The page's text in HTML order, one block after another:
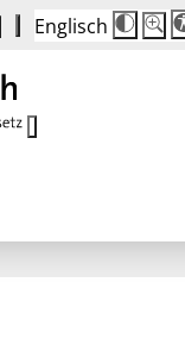
Englisch
Die
100